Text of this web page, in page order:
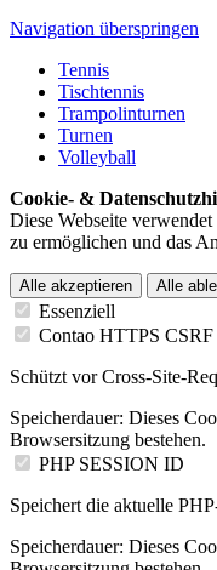
Navigation überspringen
Tennis
Tischtennis
Trampolinturnen
Turnen
Volleyball
Cookie- &
Diese Webseite
zu ermöglichen und das
Alle akzeptieren Alle
Essenziell
Contao HTTPS CSRF
Schützt vor Cross-Site-
Speicherdauer: Dieses
Browsersitzung bestehen.
PHP SESSION ID
Speichert die aktuelle
Speicherdauer: Dieses